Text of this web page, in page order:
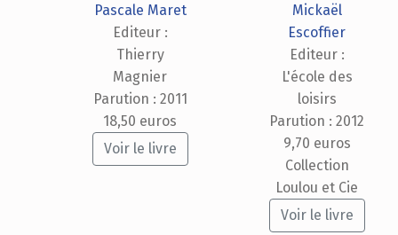
Pascale Maret
Editeur :
Thierry
Magnier
Parution : 2011
18,50 euros
Voir le livre
Mickaël
Escoffier
Editeur :
L'école des
loisirs
Parution : 2012
9,70 euros
Collection
Loulou et Cie
Voir le livre